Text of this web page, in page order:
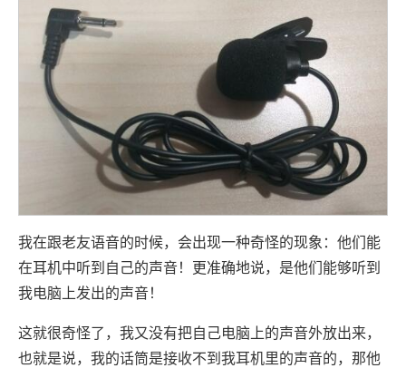
我在跟老友语音的时候，会出现一种奇怪的现象：他们能
在耳机中听到自己的声音！更准确地说，是他们能够听到
我电脑上发出的声音！
这就很奇怪了，我又没有把自己电脑上的声音外放出来，
也就是说，我的话筒是接收不到我耳机里的声音的，那他